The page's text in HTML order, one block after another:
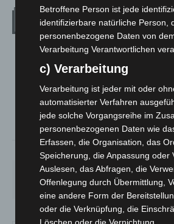
Wetter
LANGENHAGEN
Klarer Himmel
18.5°C
SA.
27°
SO.
34°
MO.
28°
Betroffene Person ist jede
identifizierbare natürliche Person,
personenbezogene Daten von
Verarbeitung Verantwortlichen
c) Verarbeitung
Verarbeitung ist jeder mit oder
automatisierter Verfahren
jede solche Vorgangsreihe im
personenbezogenen Daten wie
Erfassen, die Organisation, das
Speicherung, die Anpassung oder
Auslesen, das Abfragen, die
Offenlegung durch Übermittlung,
eine andere Form der
oder die Verknüpfung, die